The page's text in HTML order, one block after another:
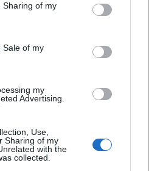
Sharing of my
Sale of my
my
Advertising.
Use,
Sharing of my
with the
collected.